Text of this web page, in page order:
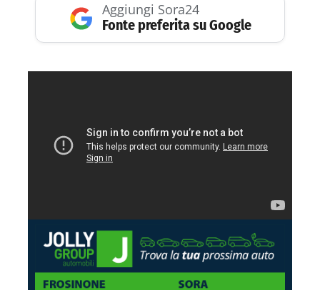
Aggiungi Sora24
Fonte preferita su Google